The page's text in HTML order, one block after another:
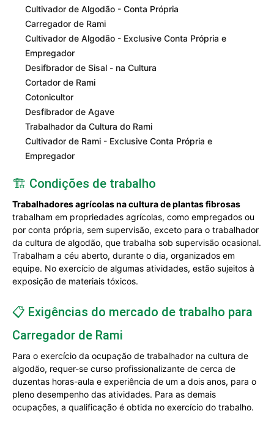
Cultivador de Algodão - Conta Própria
Carregador de Rami
Cultivador de Algodão - Exclusive Conta Própria e
Empregador
Desifbrador de Sisal - na Cultura
Cortador de Rami
Cotonicultor
Desfibrador de Agave
Trabalhador da Cultura do Rami
Cultivador de Rami - Exclusive Conta Própria e
Empregador
🏗️ Condições de trabalho
Trabalhadores agrícolas na cultura de plantas fibrosas
trabalham em propriedades agrícolas, como empregados ou
por conta própria, sem supervisão, exceto para o trabalhador
da cultura de algodão, que trabalha sob supervisão ocasional.
Trabalham a céu aberto, durante o dia, organizados em
equipe. No exercício de algumas atividades, estão sujeitos à
exposição de materiais tóxicos.
📋 Exigências do mercado de trabalho para
Carregador de Rami
Para o exercício da ocupação de trabalhador na cultura de
algodão, requer-se curso profissionalizante de cerca de
duzentas horas-aula e experiência de um a dois anos, para o
pleno desempenho das atividades. Para as demais
ocupações, a qualificação é obtida no exercício do trabalho.